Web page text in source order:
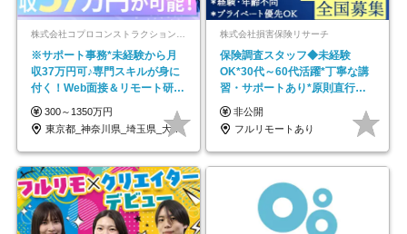
※サポート事務*未経験から月
収37万円可♪専門スキルが身に
付く！Web面接＆リモート研修
も充実♪/a
300～1350万円
東京都_神奈川県_埼玉県_大阪府_愛知県…
株式会社損害保険リサーチ
保険調査スタッフ◆未経験
OK*30代～60代活躍*丁寧な講
習・サポートあり*原則直行直
帰／全国募集・業務委託
非公開
フルリモートあり